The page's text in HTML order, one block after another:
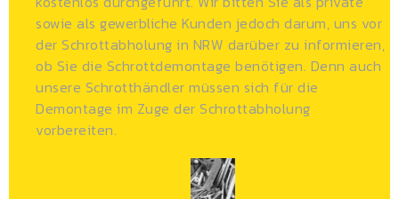
sowie als gewerbliche Kunden jedoch darum, uns vor
der Schrottabholung in NRW darüber zu informieren,
ob Sie die Schrottdemontage benötigen. Denn auch
unsere Schrotthändler müssen sich für die
Demontage im Zuge der Schrottabholung
vorbereiten.